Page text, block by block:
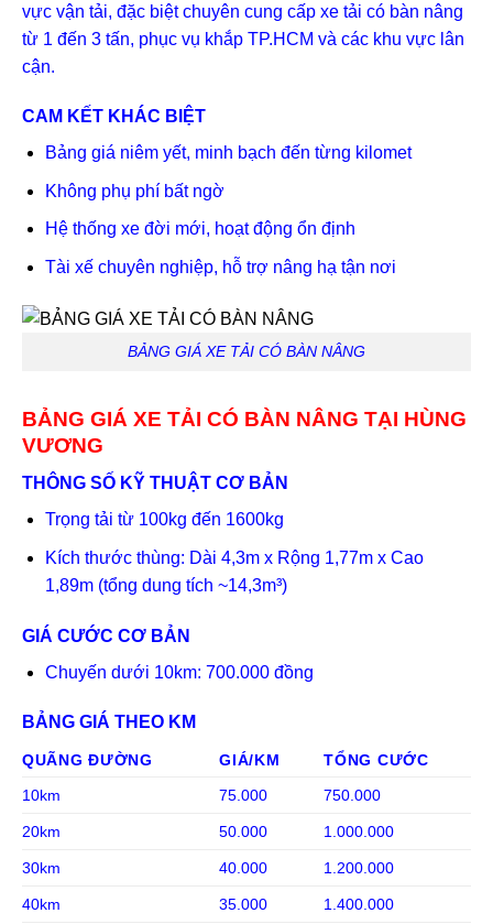
vực vận tải, đặc biệt chuyên cung cấp xe tải có bàn nâng
từ 1 đến 3 tấn, phục vụ khắp TP.HCM và các khu vực lân
cận.
CAM KẾT KHÁC BIỆT
Bảng giá niêm yết, minh bạch đến từng kilomet
Không phụ phí bất ngờ
Hệ thống xe đời mới, hoạt động ổn định
Tài xế chuyên nghiệp, hỗ trợ nâng hạ tận nơi
BẢNG GIÁ XE TẢI CÓ BÀN NÂNG
BẢNG GIÁ XE TẢI CÓ BÀN NÂNG TẠI HÙNG
VƯƠNG
THÔNG SỐ KỸ THUẬT CƠ BẢN
Trọng tải từ 100kg đến 1600kg
Kích thước thùng: Dài 4,3m x Rộng 1,77m x Cao
1,89m (tổng dung tích ~14,3m³)
GIÁ CƯỚC CƠ BẢN
Chuyến dưới 10km: 700.000 đồng
BẢNG GIÁ THEO KM
QUÃNG ĐƯỜNG GIÁ/KM
TỔNG CƯỚC
10km
75.000 750.000
20km 50.000 1.000.000
30km 40.000 1.200.000
40km 35.000 1.400.000